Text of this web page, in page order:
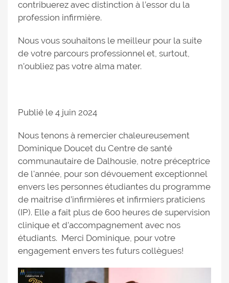
contribuerez avec distinction à l’essor du la
profession infirmière.
Nous vous souhaitons le meilleur pour la suite
de votre parcours professionnel et, surtout,
n’oubliez pas votre alma mater.
Publié le 4 juin 2024
Nous tenons à remercier chaleureusement
Dominique Doucet du Centre de santé
communautaire de Dalhousie, notre préceptrice
de l'année, pour son dévouement exceptionnel
envers les personnes étudiantes du programme
de maitrise d’infirmières et infirmiers praticiens
(IP). Elle a fait plus de 600 heures de supervision
clinique et d’accompagnement avec nos
étudiants. Merci Dominique, pour votre
engagement envers tes futurs collègues!